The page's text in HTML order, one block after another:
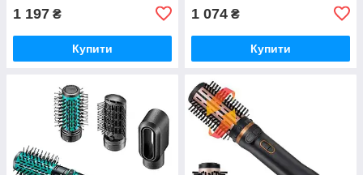
1 197 ₴
Купити
1 074 ₴
Купити